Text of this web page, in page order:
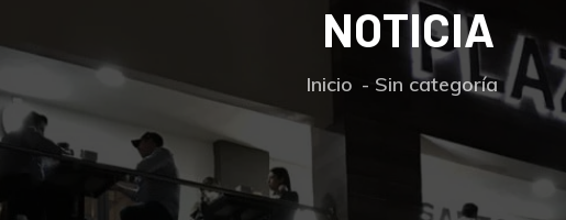
NOTICIA
Inicio Sin categoría